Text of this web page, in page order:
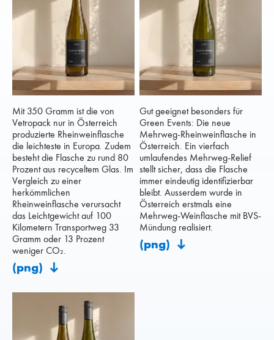
Mit 350 Gramm ist die von
Vetropack nur in Österreich
produzierte Rheinweinflasche
die leichteste in Europa. Zudem
besteht die Flasche zu rund 80
Prozent aus recyceltem Glas. Im
Vergleich zu einer
herkömmlichen
Rheinweinflasche verursacht
das Leichtgewicht auf 100
Kilometern Transportweg 33
Gramm oder 13 Prozent
weniger CO₂.
(png)
Gut geeignet besonders für
Green Events: Die neue
Mehrweg-Rheinweinflasche in
Österreich. Ein vierfach
umlaufendes Mehrweg-Relief
stellt sicher, dass die Flasche
immer eindeutig identifizierbar
bleibt. Ausserdem wurde in
Österreich erstmals eine
Mehrweg-Weinflasche mit BVS-
Mündung realisiert.
(png)